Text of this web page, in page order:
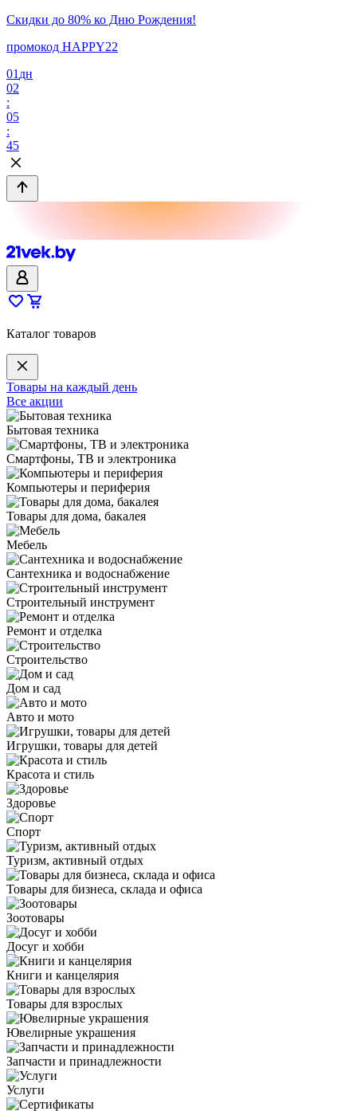
Скидки до 80% ко Дню Рождения!
промокод HAPPY22
01 дн
02
:
05
:
45
Каталог товаров
Товары на каждый день
Все акции
Бытовая техника
Смартфоны, ТВ и электроника
Компьютеры и периферия
Товары для дома, бакалея
Мебель
Сантехника и водоснабжение
Строительный инструмент
Ремонт и отделка
Строительство
Дом и сад
Авто и мото
Игрушки, товары для детей
Красота и стиль
Здоровье
Спорт
Туризм, активный отдых
Товары для бизнеса, склада и офиса
Зоотовары
Досуг и хобби
Книги и канцелярия
Товары для взрослых
Ювелирные украшения
Запчасти и принадлежности
Услуги